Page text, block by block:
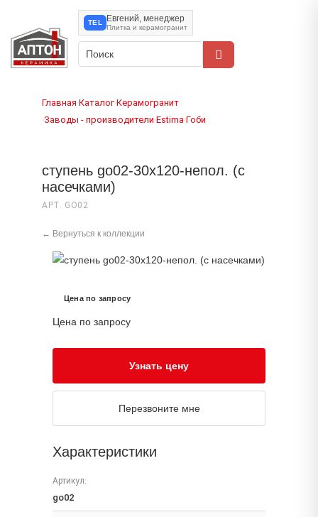
TEL Евгений, менеджер
Плитка и керамогранит
Главная›Каталог›Керамогранит
›Заводы - производители›Estima›Гоби
ступень go02-30x120-непол. (с
насечками)
АРТ. GO02
← Вернуться к коллекции
Цена по запросу
Цена по запросу
Узнать цену
Перезвоните мне
Характеристики
Артикул:
go02